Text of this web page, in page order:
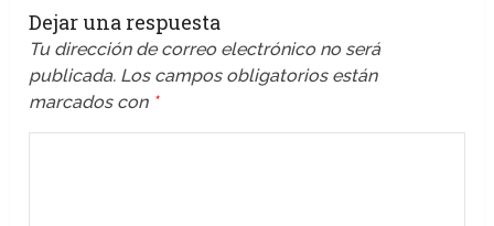
Dejar una respuesta
Tu dirección de correo electrónico no será
publicada. Los campos obligatorios están
marcados con *